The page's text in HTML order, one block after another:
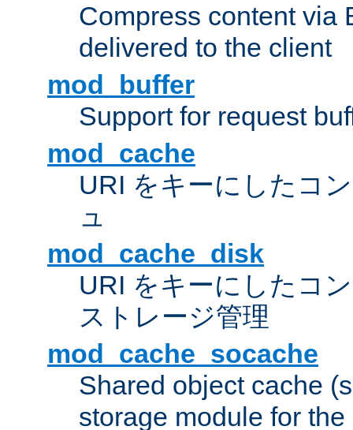
Compress content via
delivered to the client
mod_buffer
Support for request
mod_cache
URI をキーにしたコ
ュ
mod_cache_disk
URI をキーにしたコ
ストレージ管理
mod_cache_socache
Shared object cache
storage module for